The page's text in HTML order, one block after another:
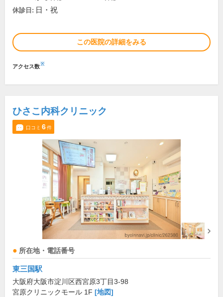
休診日: 日・祝
この医院の詳細をみる
アクセス数※
ひさこ内科クリニック
口コミ 6件
所在地・電話番号
東三国駅
大阪府大阪市淀川区西宮原3丁目3-98
宮原クリニックモール 1F [地図]